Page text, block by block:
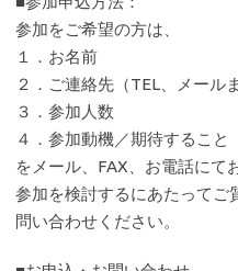
参加をご希望の方は、
１．お名前
２．ご連絡先（TEL、メール
３．参加人数
４．参加動機／期待すること
をメール、FAX、お電話にて
参加を検討するにあたってご
問い合わせください。